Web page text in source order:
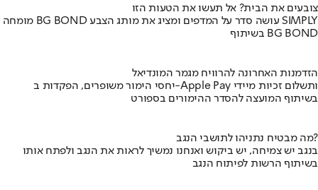
צובעים את הבית? אל תעשו את הטעות הזו
מומחה BG BOND עושה סדר על המדפים ומציג את מותג הצבע SIMPLY
בשיתוף BG BOND
הזדמנות האחרונה להרוויח מגמר המונדיאל
יחסי הימור משופרים, הפקדות ב-Apple Pay ותשלום זכיות מיידי
בשיתוף המועצה להסדר ההימורים בספורט
מה מבטיח נתניהו לתושבי הנגב?
בנגב יש צמיחה, יש ביקוש ואנחנו נמשיך לראות את הנגב ולפתח אותו
בשיתוף הרשות לפיתוח הנגב